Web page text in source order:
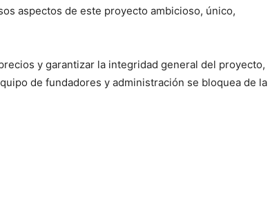
aspectos de este proyecto ambicioso, único,
y garantizar la integridad general del proyecto,
de fundadores y administración se bloquea de la